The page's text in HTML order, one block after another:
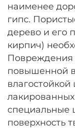
наименее
гипс.
дерево и его
кирпич)
Повреждения
повышенной
специальные
поверхность